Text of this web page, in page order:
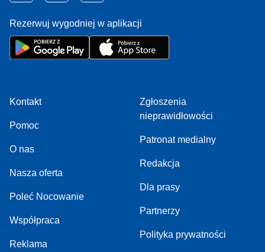
Rezerwuj wygodniej w aplikacji
Kontakt
Pomoc
O nas
Nasza oferta
Poleć Nocowanie
Współpraca
Reklama
Zgłoszenia
nieprawidłowości
Patronat medialny
Redakcja
Dla prasy
Partnerzy
Polityka prywatności